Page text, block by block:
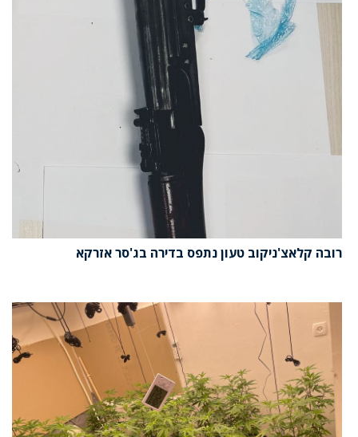
רובה קלאצ'ניקוב טעון נתפס בדירה בג'סר אזרקא